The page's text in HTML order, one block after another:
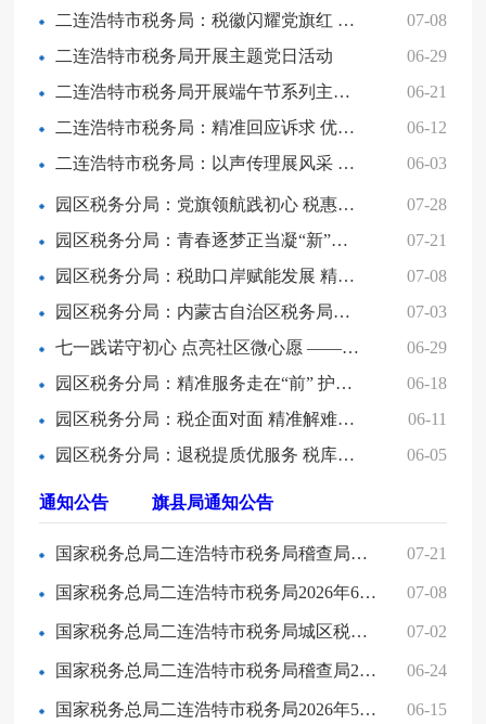
二连浩特市税务局：税徽闪耀党旗红 七一慰问践初心
07-08
二连浩特市税务局开展主题党日活动
06-29
二连浩特市税务局开展端午节系列主题活动
06-21
二连浩特市税务局：精准回应诉求 优化营商环境
06-12
二连浩特市税务局：以声传理展风采 税心筑梦勇争先
06-03
园区税务分局：党旗领航践初心 税惠服务暖社区
07-28
园区税务分局：青春逐梦正当凝“新”聚力启新程——园区税务分局召开2026年 新录用公务员见面会 园区税务分局：青春逐梦正当凝“新”聚力启新程——园区税务分局召开2026年新录用公务员见面会
07-21
园区税务分局：税助口岸赋能发展 精细服务优化营商环境——园区税务分局精准落实税费服务举措
07-08
园区税务分局：内蒙古自治区税务局党委委员、总经济师周晟一行赴园区税务分局开展调研指导工作
07-03
七一践诺守初心 点亮社区微心愿 ——园区税务分局党支部开展七一主题党日暨党员“双报到”志愿服务活动
06-29
园区税务分局：精准服务走在“前” 护航民营企业高质量发展
06-18
园区税务分局：税企面对面 精准解难题 —我局召开企业涉税疑难问题专题座谈会
06-11
园区税务分局：退税提质优服务 税库协同赋能口岸外贸发展
06-05
通知公告 旗县局通知公告
国家税务总局二连浩特市税务局稽查局税务文书送达公告（内蒙古兴富天成国际贸易有限公司）） 07-21
国家税务总局二连浩特市税务局2026年6月涉税专业服务机构信用积分情况公示 07-08
国家税务总局二连浩特市税务局城区税务分局非正常户公告 07-02
国家税务总局二连浩特市税务局稽查局2026年“双随机一公开”抽查计划 06-24
国家税务总局二连浩特市税务局2026年5月涉税专业服务机构信用积分情况公示 06-15